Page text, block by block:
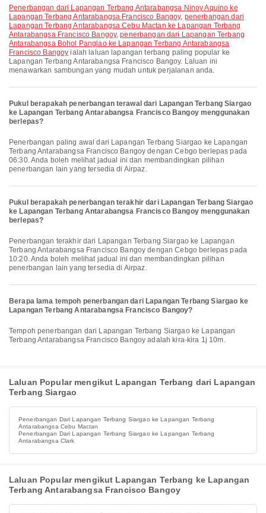
penerbangan dari Lapangan Terbang Antarabangsa Ninoy Aquino ke
Lapangan Terbang Antarabangsa Francisco Bangoy, penerbangan dari
Lapangan Terbang Antarabangsa Cebu Mactan ke Lapangan Terbang
Antarabangsa Francisco Bangoy,penerbangan dari Lapangan Terbang
Antarabangsa Bohol Panglao ke Lapangan Terbang Antarabangsa
Francisco Bangoy ialah laluan lapangan terbang paling popular ke
Lapangan Terbang Antarabangsa Francisco Bangoy. Laluan ini
menawarkan sambungan yang mudah untuk perjalanan anda.
Pukul berapakah penerbangan terawal dari Lapangan Terbang Siargao
ke Lapangan Terbang Antarabangsa Francisco Bangoy menggunakan
berlepas?
Penerbangan paling awal dari Lapangan Terbang Siargao ke Lapangan
Terbang Antarabangsa Francisco Bangoy dengan Cebgo berlepas pada
06:30. Anda boleh melihat jadual ini dan membandingkan pilihan
penerbangan lain yang tersedia di Airpaz.
Pukul berapakah penerbangan terakhir dari Lapangan Terbang Siargao
ke Lapangan Terbang Antarabangsa Francisco Bangoy menggunakan
berlepas?
Penerbangan terakhir dari Lapangan Terbang Siargao ke Lapangan
Terbang Antarabangsa Francisco Bangoy dengan Cebgo berlepas pada
10:20. Anda boleh melihat jadual ini dan membandingkan pilihan
penerbangan lain yang tersedia di Airpaz.
Berapa lama tempoh penerbangan dari Lapangan Terbang Siargao ke
Lapangan Terbang Antarabangsa Francisco Bangoy?
Tempoh penerbangan dari Lapangan Terbang Siargao ke Lapangan
Terbang Antarabangsa Francisco Bangoy adalah kira-kira 1j 10m.
Laluan Popular mengikut Lapangan Terbang dari Lapangan
Terbang Siargao
Penerbangan Dari Lapangan Terbang Siargao ke Lapangan Terbang
Antarabangsa Cebu Mactan
Penerbangan Dari Lapangan Terbang Siargao ke Lapangan Terbang
Antarabangsa Clark
Laluan Popular mengikut Lapangan Terbang ke Lapangan
Terbang Antarabangsa Francisco Bangoy